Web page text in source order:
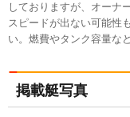
しておりますが、オーナ
スピードが出ない可能性
い。燃費やタンク容量な
掲載艇写真